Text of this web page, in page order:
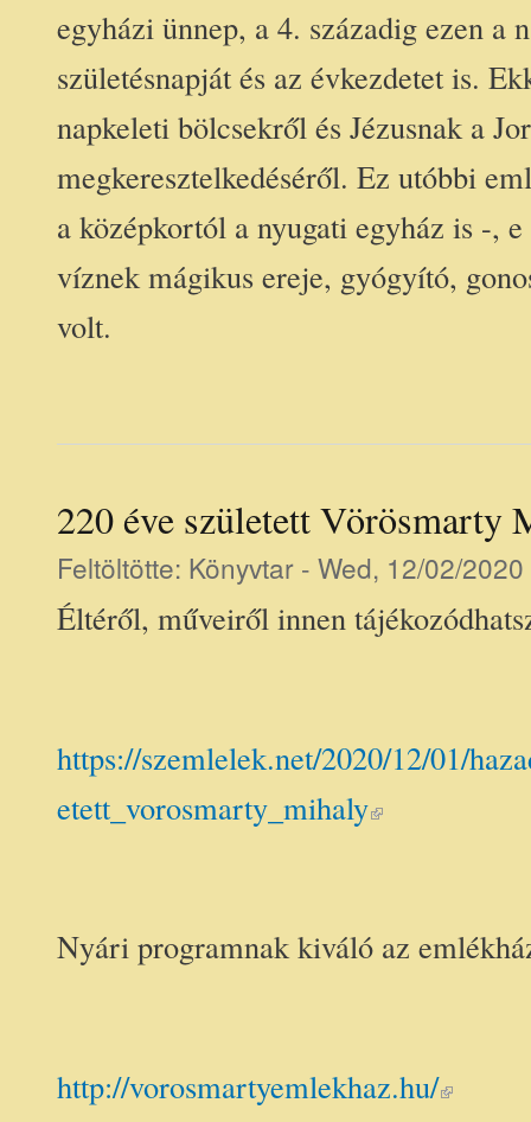
egyházi ünnep, a 4. századig ezen a
születésnapját és az évkezdetet is.
napkeleti bölcsekről és Jézusnak a
megkeresztelkedéséről. Ez utóbbi
a középkortól a nyugati egyház is -,
víznek mágikus ereje, gyógyító,
volt.
220 éve született Vörösmarty
Feltöltötte: Könyvtar - Wed, 12/02/
Éltéről, műveiről innen
https://szemlelek.net/2020/12/01/
etett_vorosmarty_mihaly
Nyári programnak kiváló az
http://vorosmartyemlekhaz.hu/(link is